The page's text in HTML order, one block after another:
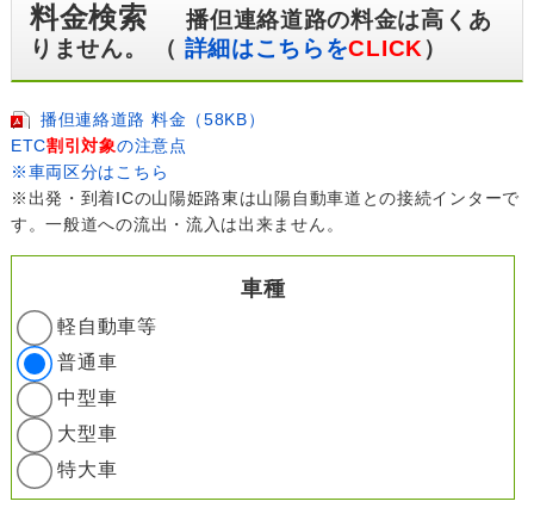
料金検索播但連絡道路の料金は高くあ
りません。 （ 詳細はこちらをCLICK ）
播但連絡道路 料金（58KB）
ETC割引対象の注意点
※車両区分はこちら
※出発・到着ICの山陽姫路東は山陽自動車道との接続インターで
す。一般道への流出・流入は出来ません。
車種
軽自動車等
普通車
中型車
大型車
特大車